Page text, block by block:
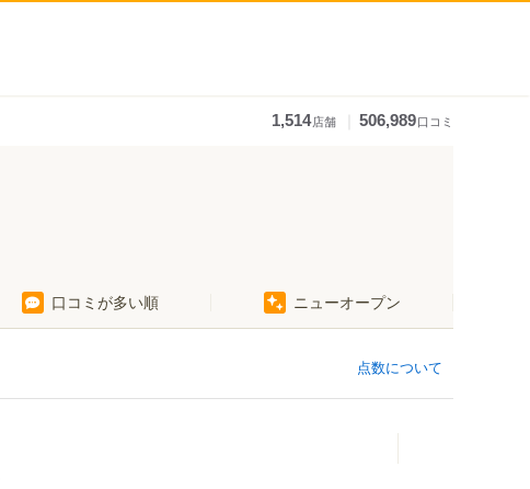
1,514店舗 506,989口コミ
口コミが多い順 ニューオープン
点数について